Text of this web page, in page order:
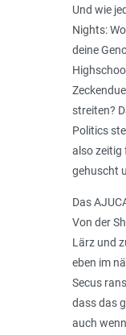
Und wie
Nights:
deine
streiten?
Politics
also zeitig
gehuscht
Das
Von der
Lärz und
eben im
Secus
dass das
auch